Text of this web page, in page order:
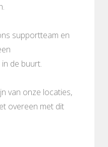
supportteam en
de buurt.
van onze locaties,
overeen met dit